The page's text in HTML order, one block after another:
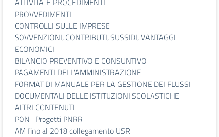
ATTIVITA' E PROCEDIMENTI
PROVVEDIMENTI
CONTROLLI SULLE IMPRESE
SOVVENZIONI, CONTRIBUTI, SUSSIDI, VANTAGGI
ECONOMICI
BILANCIO PREVENTIVO E CONSUNTIVO
PAGAMENTI DELL'AMMINISTRAZIONE
FORMAT DI MANUALE PER LA GESTIONE DEI FLUSSI
DOCUMENTALI DELLE ISTITUZIONI SCOLASTICHE
ALTRI CONTENUTI
PON- Progetti PNRR
AM fino al 2018 collegamento USR